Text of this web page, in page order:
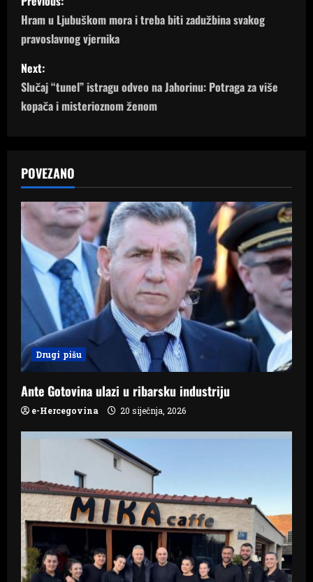
o
s
t
n
v
i
g
a
t
o
n
Hram u Ljubuškom mora i treba biti zadužbina svakog
pravoslavnog vjernika
Next:
Slučaj “tunel” istragu odveo na Jahorinu: Potraga za više
kopača i misterioznom ženom
POVEZANO
Drugi pišu
Ante Gotovina ulazi u ribarsku industriju
e-Hercegovina 20 siječnja, 2026